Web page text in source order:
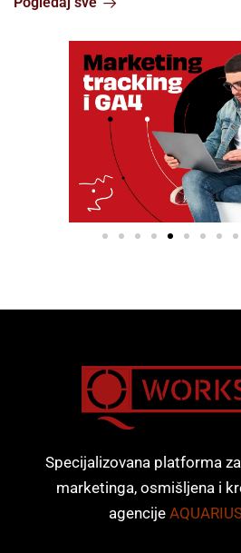
Specijalizovana platforma
marketinga, osmišljena i
agencije